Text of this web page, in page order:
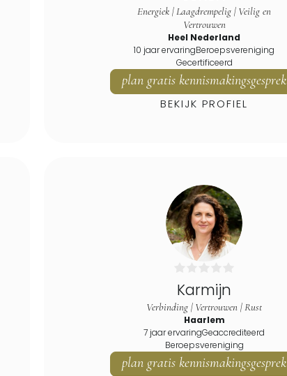
Energiek | Laagdrempelig | Veilig en
Vertrouwen
Heel Nederland
10 jaar ervaringBeroepsvereniging
Gecertificeerd
plan gratis kennismakingsgesprek
BEKIJK PROFIEL
Karmijn
Verbinding | Vertrouwen | Rust
Haarlem
7 jaar ervaringGeaccrediteerd
Beroepsvereniging
plan gratis kennismakingsgesprek